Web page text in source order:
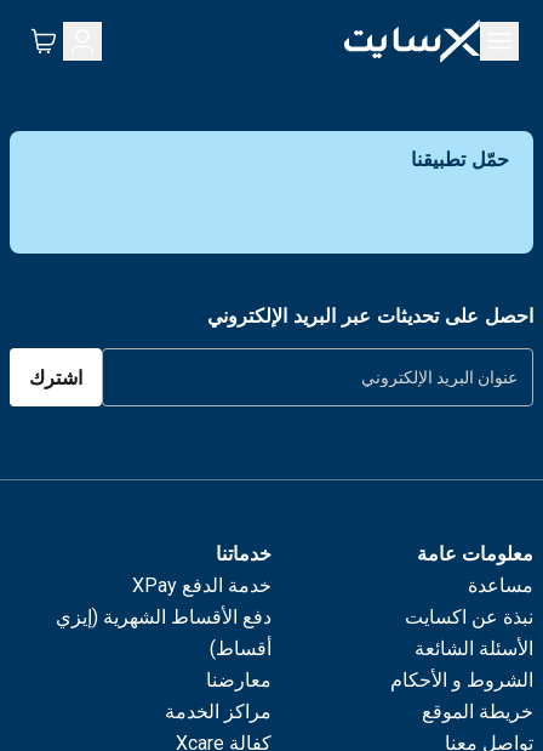
حمّل تطبيقنا
احصل على تحديثات عبر البريد الإلكتروني
اشترك
معلومات عامة
مساعدة
نبذة عن اكسايت
الأسئلة الشائعة
الشروط و الأحكام
خريطة الموقع
تواصل معنا
خدماتنا
خدمة الدفع XPay
دفع الأقساط الشهرية (إيزي
أقساط)
معارضنا
مراكز الخدمة
كفالة Xcare